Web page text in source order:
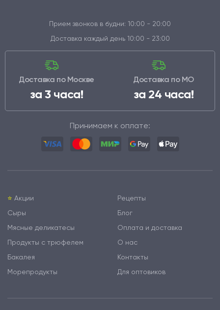
Прием звонков в будни: 10:00 - 20:00
Доставка каждый день 10:00 - 23:00
Доставка по Москве
за 3 часа!
Доставка по МО
за 24 часа!
Принимаем к оплате:
⭐️ Акции
Сыры
Мясные деликатесы
Продукты с трюфелем
Бакалея
Морепродукты
Рецепты
Блог
Оплата и доставка
О нас
Контакты
Для оптовиков